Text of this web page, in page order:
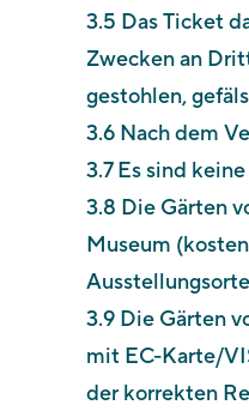
3.5 Das Ticket
Zwecken an
gestohlen,
3.6 Nach dem
3.7 Es sind
3.8 Die Gärten
Museum
3.9 Die Gärten
mit EC-Karte/
der korrekten